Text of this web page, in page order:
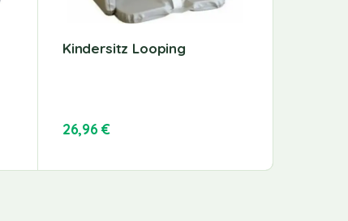
Kindersitz Looping
26,96€